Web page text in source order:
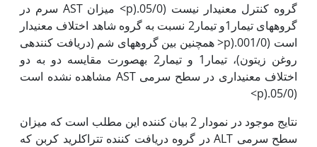
گروه کنترل معنی­دار نیست (05/0.(p> میزان AST سرم در
گروه‫های تیمار1و تیمار2 نسبت به گروه شاهد اختلاف معنی­دار
است (001/0.(p< همچنین بین گروه­های شم (دریافت کننده­ی
روغن زیتون)، تیمار1 و تیمار2 به‏صورت مقایسه دو به دو
اختلاف معنی­داری در سطح سرمی AST مشاهده نشده است
(05/0.(p>
نتایج موجود در نمودار 2 بیان کننده این مطلب است که میزان
سطح سرمی ALT در گروه دریافت کننده تتراکلرید کربن که